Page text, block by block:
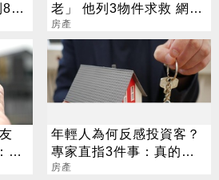
成
老」 他列3物件求救 網嚇
退：全是坑
房產
是
年輕人為何反感投資客？
專家直指3件事：真的太
過分
房產